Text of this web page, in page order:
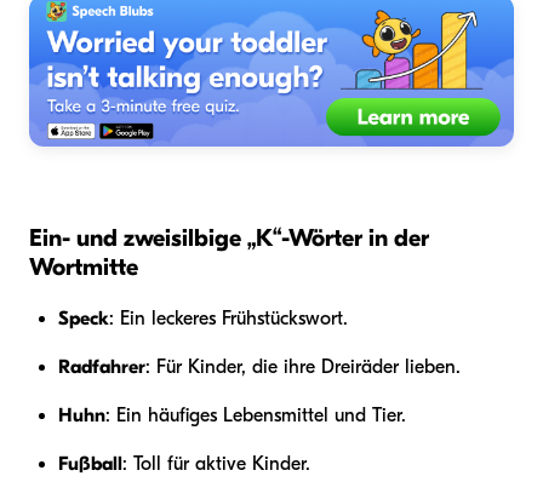
Ein- und zweisilbige „K“-Wörter in der
Wortmitte
Speck: Ein leckeres Frühstückswort.
Radfahrer: Für Kinder, die ihre Dreiräder lieben.
Huhn: Ein häufiges Lebensmittel und Tier.
Fußball: Toll für aktive Kinder.